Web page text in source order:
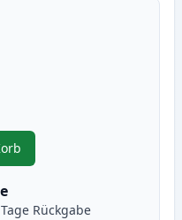
stück Canon 045H / 045 XL
Rückgabe